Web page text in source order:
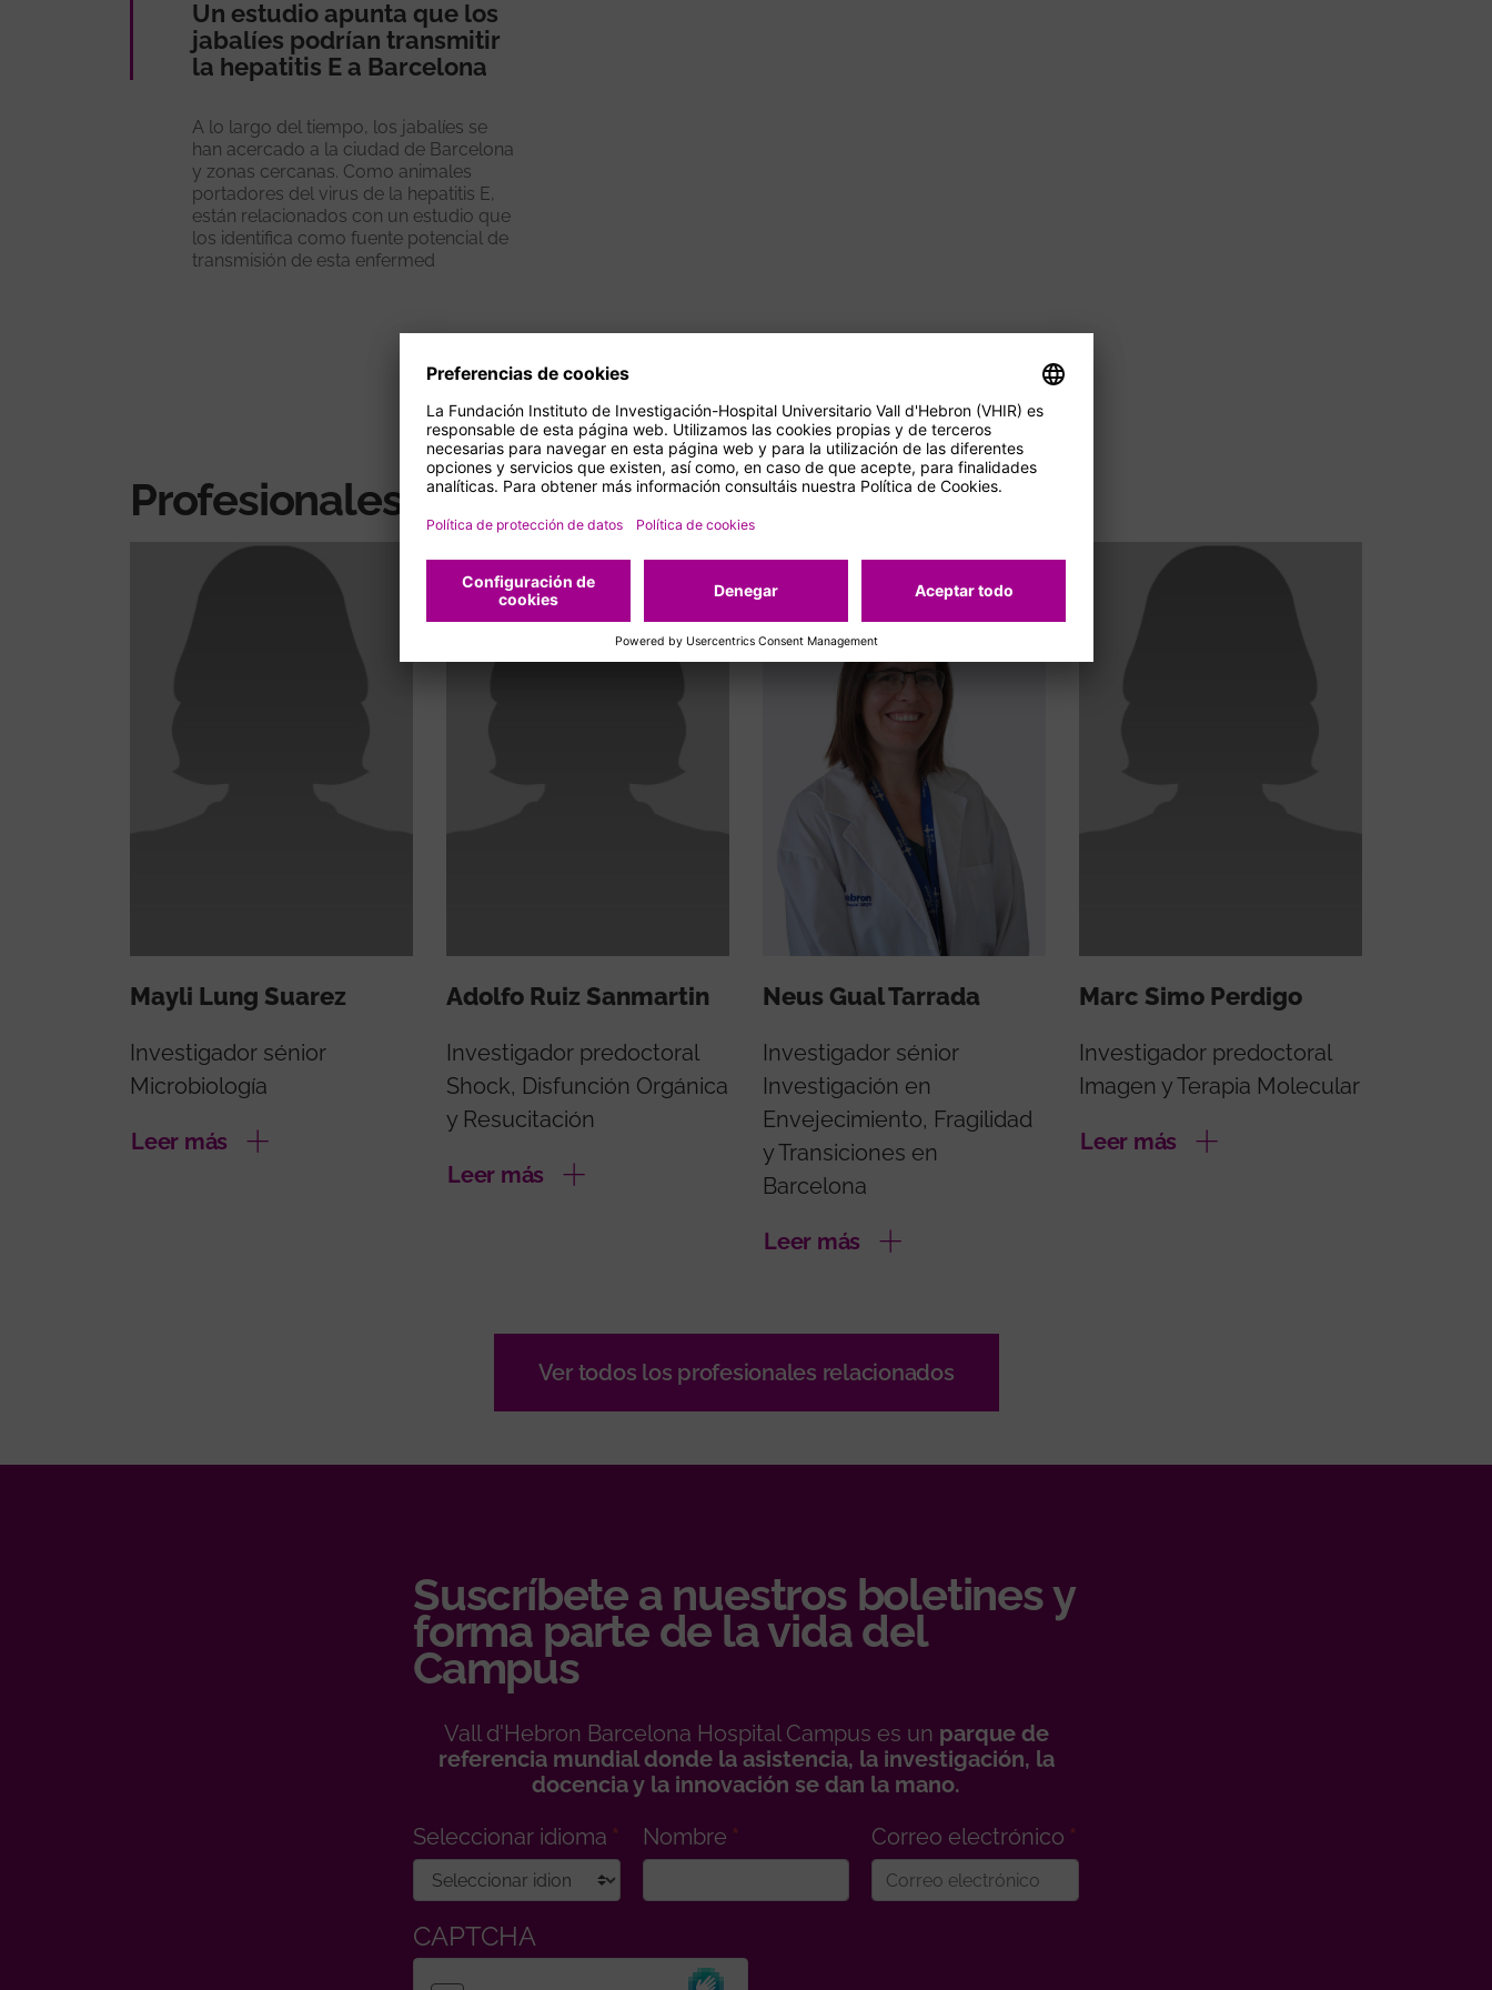
Un estudio apunta que los
jabalíes podrían transmitir
la hepatitis E a Barcelona
A lo largo del tiempo, los jabalíes se
han acercado a la ciudad de Barcelona
y zonas cercanas. Como animales
portadores del virus de la hepatitis E,
están relacionados con un estudio que
los identifica como fuente potencial de
transmisión de esta enfermed
Profesionales relacionados
Mayli Lung Suarez
Investigador sénior
Microbiología
Leer más
Adolfo Ruiz Sanmartin
Investigador predoctoral
Shock, Disfunción Orgánica
y Resucitación
Leer más
Neus Gual Tarrada
Investigador sénior
Investigación en
Envejecimiento, Fragilidad
y Transiciones en
Barcelona
Leer más
Marc Simo Perdigo
Investigador predoctoral
Imagen y Terapia Molecular
Leer más
Ver todos los profesionales relacionados
Suscríbete a nuestros boletines y
forma parte de la vida del
Campus
Vall d'Hebron Barcelona Hospital Campus es un parque de
referencia mundial donde la asistencia, la investigación, la
docencia y la innovación se dan la mano.
Seleccionar idioma
Nombre Correo electrónico
CAPTCHA